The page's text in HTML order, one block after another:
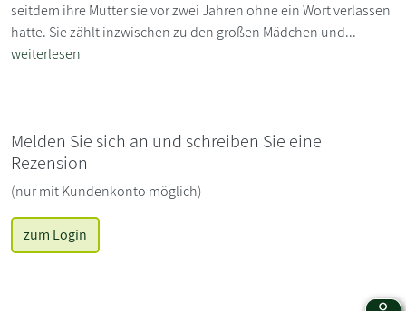
seitdem ihre Mutter sie vor zwei Jahren ohne ein Wort verlassen
hatte. Sie zählt inzwischen zu den großen Mädchen und...
weiterlesen
Melden Sie sich an und schreiben Sie eine
Rezension
(nur mit Kundenkonto möglich)
zum Login